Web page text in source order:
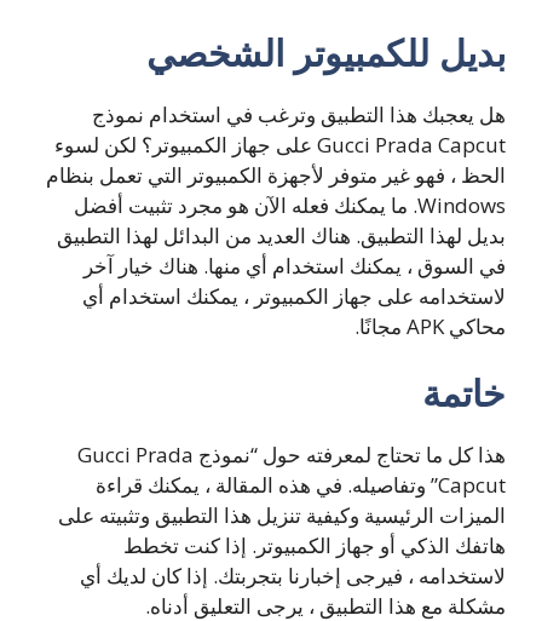
بديل للكمبيوتر الشخصي
هل يعجبك هذا التطبيق وترغب في استخدام نموذج
Gucci Prada Capcut على جهاز الكمبيوتر؟ لكن لسوء
الحظ ، فهو غير متوفر لأجهزة الكمبيوتر التي تعمل بنظام
Windows. ما يمكنك فعله الآن هو مجرد تثبيت أفضل
بديل لهذا التطبيق. هناك العديد من البدائل لهذا التطبيق
في السوق ، يمكنك استخدام أي منها. هناك خيار آخر
لاستخدامه على جهاز الكمبيوتر ، يمكنك استخدام أي
محاكي APK مجانًا.
خاتمة
هذا كل ما تحتاج لمعرفته حول “نموذج Gucci Prada
Capcut” وتفاصيله. في هذه المقالة ، يمكنك قراءة
الميزات الرئيسية وكيفية تنزيل هذا التطبيق وتثبيته على
هاتفك الذكي أو جهاز الكمبيوتر. إذا كنت تخطط
لاستخدامه ، فيرجى إخبارنا بتجربتك. إذا كان لديك أي
مشكلة مع هذا التطبيق ، يرجى التعليق أدناه.